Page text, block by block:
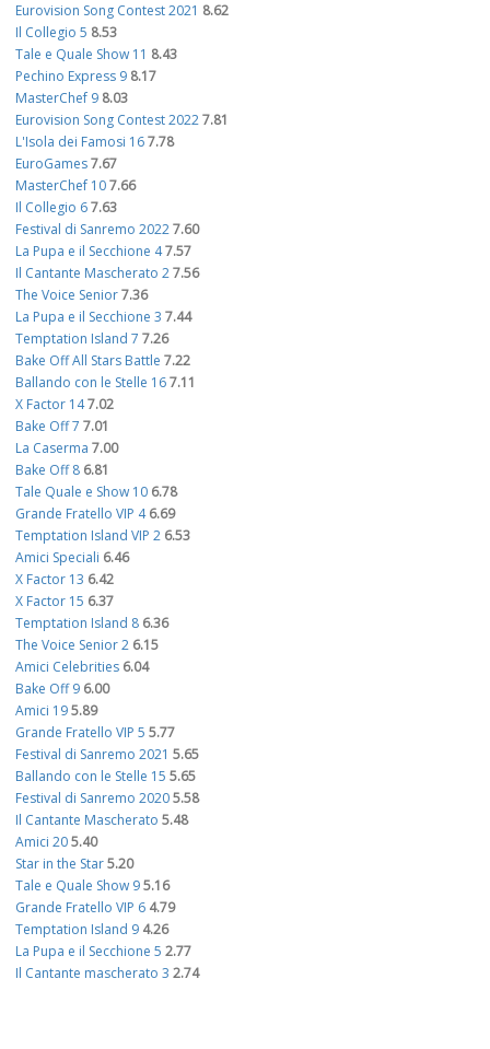
Eurovision Song Contest 2021 8.62
Il Collegio 5 8.53
Tale e Quale Show 11 8.43
Pechino Express 9 8.17
MasterChef 9 8.03
Eurovision Song Contest 20227.81
L'Isola dei Famosi 167.78
EuroGames7.67
MasterChef 107.66
Il Collegio 67.63
Festival di Sanremo 20227.60
La Pupa e il Secchione 47.57
Il Cantante Mascherato 27.56
The Voice Senior7.36
La Pupa e il Secchione 3 7.44
Temptation Island 7 7.26
Bake Off All Stars Battle 7.22
Ballando con le Stelle 167.11
X Factor 147.02
Bake Off 7 7.01
La Caserma 7.00
Bake Off 8 6.81
Tale Quale e Show 10 6.78
Grande Fratello VIP 4 6.69
Temptation Island VIP 2 6.53
Amici Speciali 6.46
X Factor 13 6.42
X Factor 15 6.37
Temptation Island 8 6.36
The Voice Senior 2 6.15
Amici Celebrities 6.04
Bake Off 9 6.00
Amici 195.89
Grande Fratello VIP 5 5.77
Festival di Sanremo 2021 5.65
Ballando con le Stelle 15 5.65
Festival di Sanremo 20205.58
Il Cantante Mascherato 5.48
Amici 205.40
Star in the Star5.20
Tale e Quale Show 95.16
Grande Fratello VIP 6 4.79
Temptation Island 9 4.26
La Pupa e il Secchione 5 2.77
Il Cantante mascherato 3 2.74